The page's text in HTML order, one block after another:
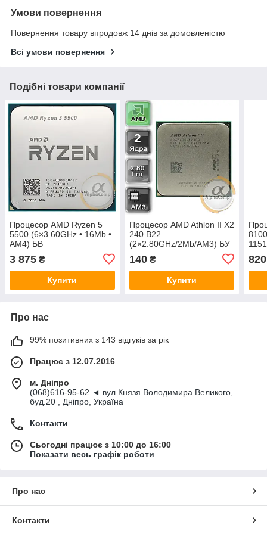
Умови повернення
Повернення товару впродовж 14 днів за домовленістю
Всі умови повернення
Подібні товари компанії
Процесор AMD Ryzen 5
5500 (6×3.60GHz • 16Mb •
AM4) БВ
3 875 ₴
Купити
Процесор AMD Athlon II X2
240 B22
(2×2.80GHz/2Mb/AM3) БУ
140₴
Купити
820
Про нас
99% позитивних з 143 відгуків за рік
Працює з 12.07.2016
м. Дніпро
(068)616-95-62 ◄ вул.Князя Володимира Великого,
буд.20 , Дніпро, Україна
Контакти
Сьогодні працює з 10:00 до 16:00
Показати весь графік роботи
Про нас
Контакти